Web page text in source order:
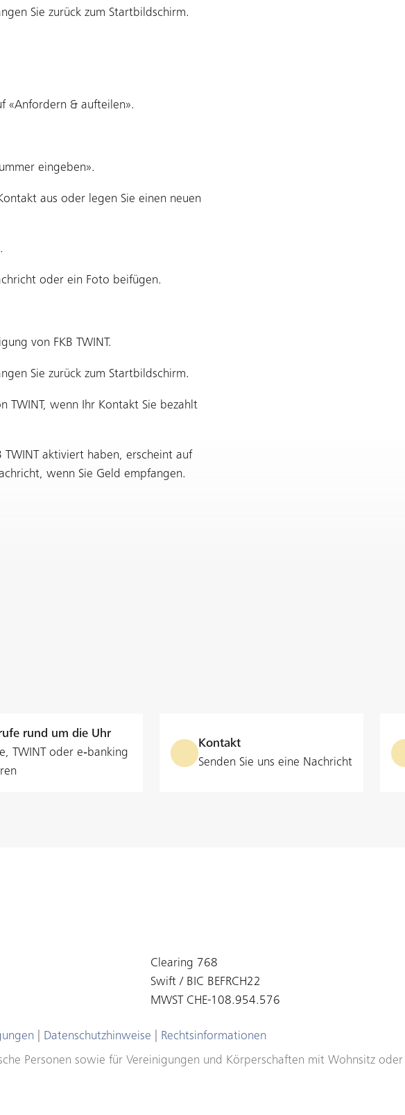
Sie zurück zum Startbildschirm.
«Anfordern & aufteilen».
eingeben».
aus oder legen Sie einen neuen
oder ein Foto beifügen.
von FKB TWINT.
Sie zurück zum Startbildschirm.
TWINT, wenn Ihr Kontakt Sie bezahlt
TWINT aktiviert haben, erscheint auf
wenn Sie Geld empfangen.
rund um die Uhr
TWINT oder e‑banking
Kontakt
Senden Sie uns eine Nachricht
Clearing 768
Swift / BIC BEFRCH22
MWST CHE-108.954.576
Datenschutzhinweise
Rechtsinformationen
Personen sowie für Vereinigungen und Körperschaften mit Wohnsitz